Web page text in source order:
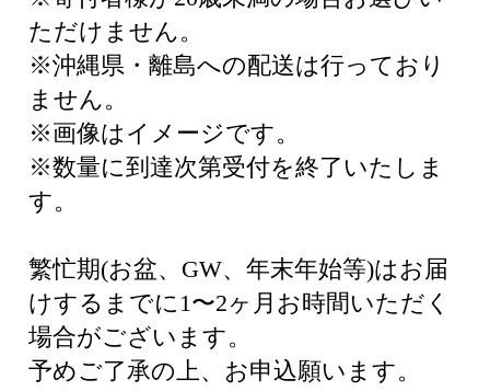
ただけません。
※沖縄県・離島への配送は行っており
ません。
※画像はイメージです。
※数量に到達次第受付を終了いたしま
す。
繁忙期(お盆、GW、年末年始等)はお届
けするまでに1〜2ヶ月お時間いただく
場合がございます。
予めご了承の上、お申込願います。